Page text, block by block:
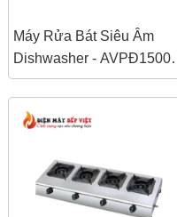
Máy Rửa Bát Siêu Âm
Dishwasher - AVPĐ1500
HAI BỒN (RỬA và
TRÁNG)